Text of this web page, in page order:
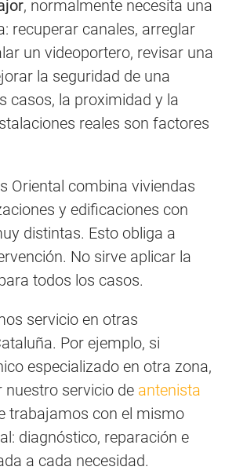
, normalmente necesita una
recuperar canales, arreglar
un videoportero, revisar una
la seguridad de una
casos, la proximidad y la
reales son factores
Oriental combina viviendas
y edificaciones con
distintas. Esto obliga a
No sirve aplicar la
todos los casos.
servicio en otras
Por ejemplo, si
especializado en otra zona,
nuestro servicio de antenista
trabajamos con el mismo
diagnóstico, reparación e
a cada necesidad.